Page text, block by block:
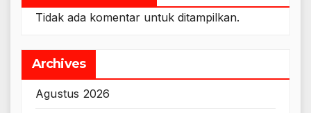
Tidak ada komentar untuk ditampilkan.
Archives
Agustus 2026